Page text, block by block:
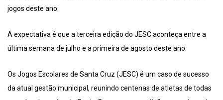
jogos deste ano.
A expectativa é que a terceira edição do JESC aconteça entre a
última semana de julho e a primeira de agosto deste ano.
Os Jogos Escolares de Santa Cruz (JESC) é um caso de sucesso
da atual gestão municipal, reunindo centenas de atletas de todas